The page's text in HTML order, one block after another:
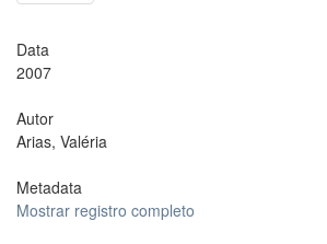
Data
2007
Autor
Arias, Valéria
Metadata
Mostrar registro completo